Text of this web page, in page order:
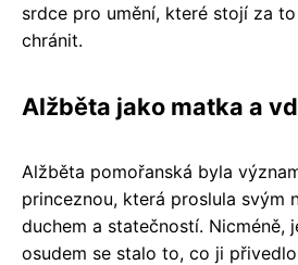
srdce pro umění, které stojí za
chránit.
Alžběta jako matka a
Alžběta pomořanská byla
princeznou, která proslula svým
duchem a statečností. Nicméně,
osudem se stalo to, co ji